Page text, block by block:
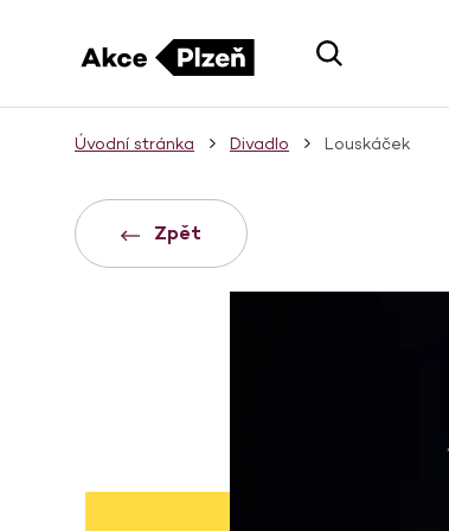
Úvodní stránka Divadlo Louskáček
Zpět